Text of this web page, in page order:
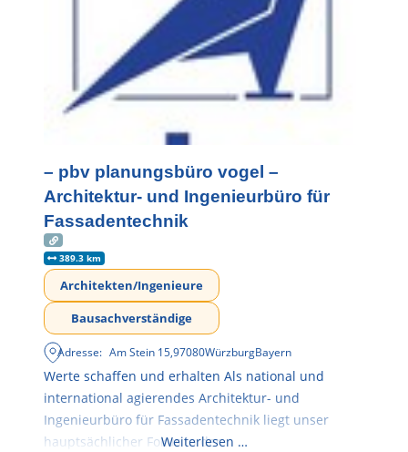
– pbv planungsbüro vogel –
Architektur- und Ingenieurbüro für
Fassadentechnik
389.3 km
Architekten/Ingenieure
Bausachverständige
Adresse: Am Stein 15,97080WürzburgBayern
Werte schaffen und erhalten Als national und
international agierendes Architektur- und
Ingenieurbüro für Fassadentechnik liegt unser
hauptsächlicher Fokus in der
Weiterlesen …